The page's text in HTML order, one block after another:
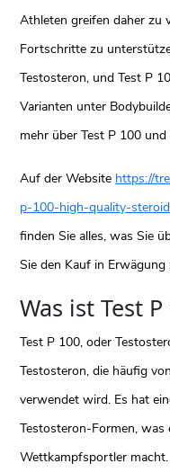
Athleten greifen daher zu
Fortschritte zu
Testosteron, und Test P
Varianten unter
mehr über Test P 100
Auf der Website https://
p-100-high-quality-
finden Sie alles, was Sie
Sie den Kauf in Erwägung
Was ist Test P
Test P 100, oder
Testosteron, die häufig
verwendet wird. Es hat
Testosteron-Formen,
Wettkampfsportler macht.